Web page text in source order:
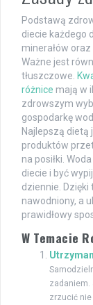
Podstawą
diecie każdego
minerałów
Ważne jest
tłuszczowe.
różnice mają w
zdrowszym
gospodarkę
Najlepszą dietą
produktów
na posiłki.
diecie i być
dziennie.
nawodniony, a
prawidłowy
W Temacie
zadaniem.
zrzucić nie